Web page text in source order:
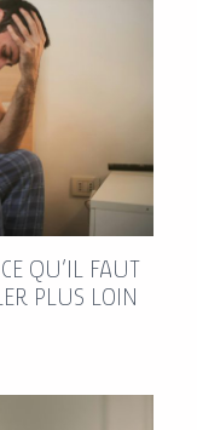
QU’IL FAUT
PLUS LOIN